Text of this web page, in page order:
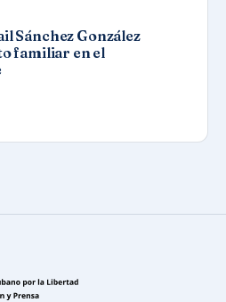
Sánchez González
familiar en el